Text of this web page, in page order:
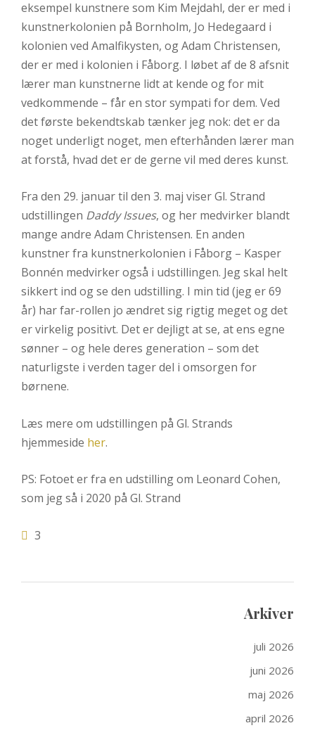
eksempel kunstnere som Kim Mejdahl, der er med i
kunstnerkolonien på Bornholm, Jo Hedegaard i
kolonien ved Amalfikysten, og Adam Christensen,
der er med i kolonien i Fåborg. I løbet af de 8 afsnit
lærer man kunstnerne lidt at kende og for mit
vedkommende – får en stor sympati for dem. Ved
det første bekendtskab tænker jeg nok: det er da
noget underligt noget, men efterhånden lærer man
at forstå, hvad det er de gerne vil med deres kunst.
Fra den 29. januar til den 3. maj viser Gl. Strand
udstillingen Daddy Issues, og her medvirker blandt
mange andre Adam Christensen. En anden
kunstner fra kunstnerkolonien i Fåborg – Kasper
Bonnén medvirker også i udstillingen. Jeg skal helt
sikkert ind og se den udstilling. I min tid (jeg er 69
år) har far-rollen jo ændret sig rigtig meget og det
er virkelig positivt. Det er dejligt at se, at ens egne
sønner – og hele deres generation – som det
naturligste i verden tager del i omsorgen for
børnene.
Læs mere om udstillingen på Gl. Strands
hjemmeside her.
PS: Fotoet er fra en udstilling om Leonard Cohen,
som jeg så i 2020 på Gl. Strand
3
Arkiver
juli 2026
juni 2026
maj 2026
april 2026